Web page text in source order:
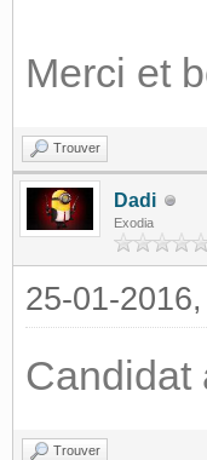
Merci et
Trouver
Dadi
Exodia
25-01-
Candidat
Trouver